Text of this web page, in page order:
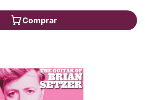
Comprar